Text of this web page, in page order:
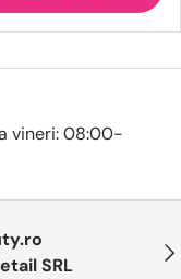
vineri: 08:00-
SRL